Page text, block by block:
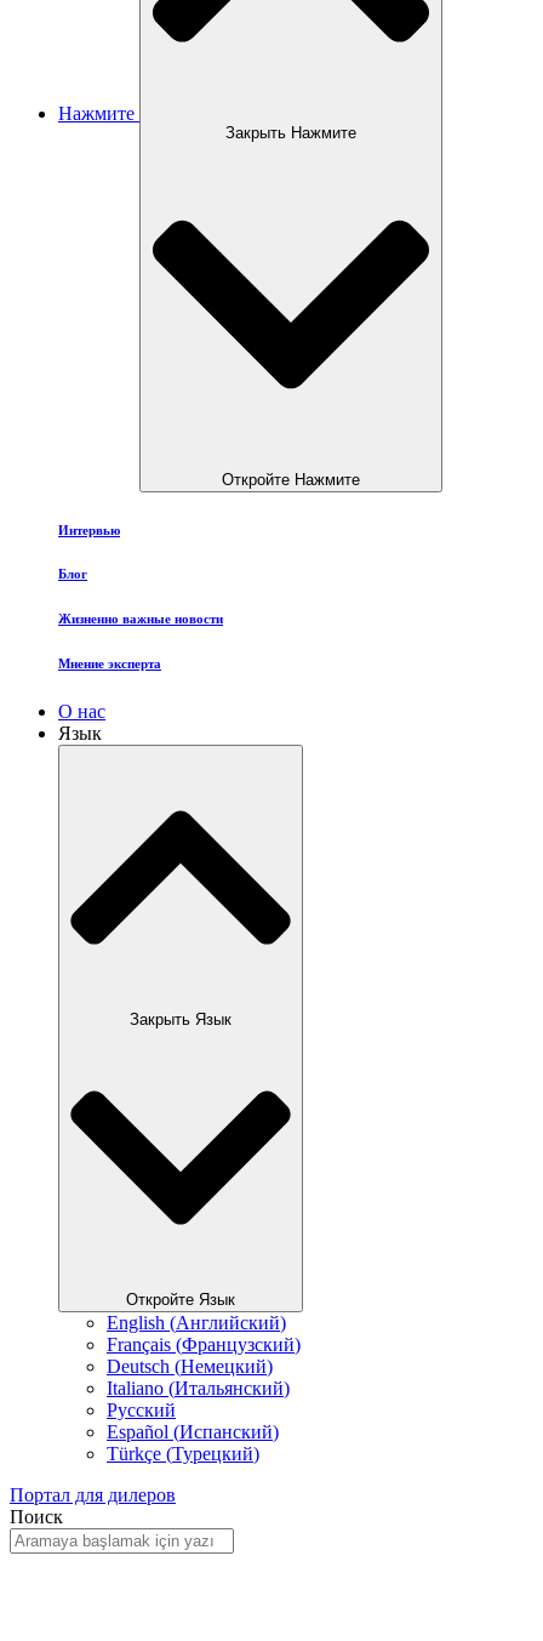
Нажмите
Закрыть Нажмите
Откройте Нажмите
Интервью
Блог
Жизненно важные новости
Мнение эксперта
О нас
Язык
Закрыть Язык
Откройте Язык
English (Английский)
Français (Французский)
Deutsch (Немецкий)
Italiano (Итальянский)
Русский
Español (Испанский)
Türkçe (Турецкий)
Портал для дилеров
Поиск